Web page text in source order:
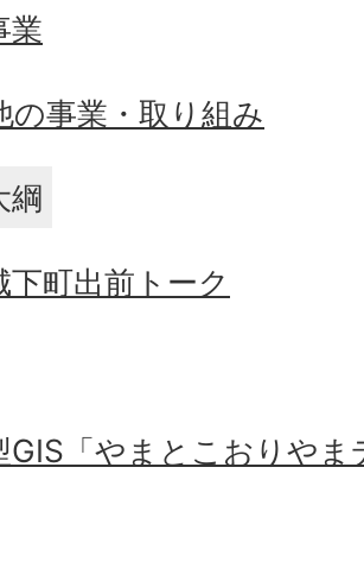
業
の事業・取り組み
綱
下町出前トーク
GIS「やまとこおりや